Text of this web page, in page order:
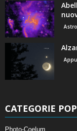
CATEGORIE
Photo-Coelum